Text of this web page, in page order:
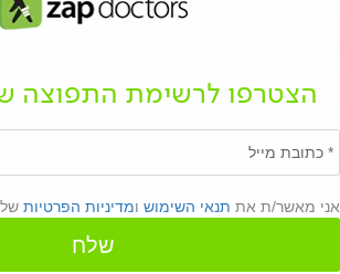
הצטרפו לרשימת התפוצה
אני מאשר/ת את תנאי השימוש ומדיניות הפרטיות
שלח